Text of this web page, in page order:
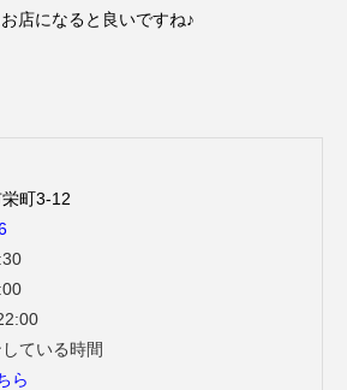
店になると良いですね♪
町3-12
ている時間
ら